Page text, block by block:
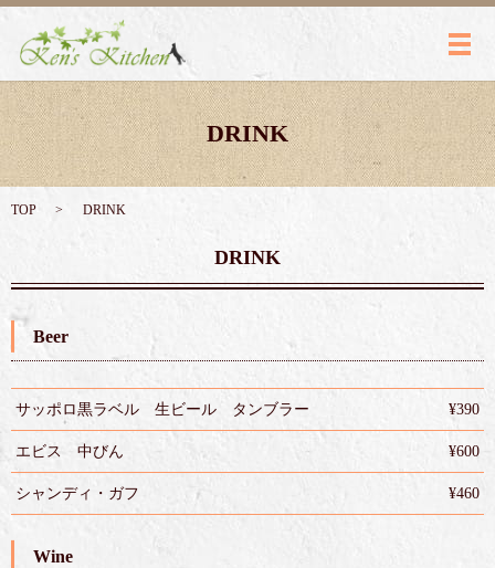
メ
DRINK
TOP DRINK
DRINK
Beer
サッポロ黒ラベル 生ビール タンブラー ¥390
エビス 中びん ¥600
シャンディ・ガフ ¥460
Wine